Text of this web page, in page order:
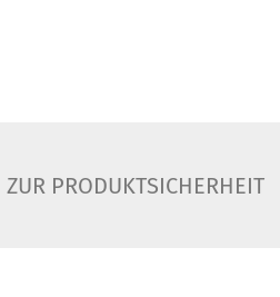
PRODUKTSICHERHEIT